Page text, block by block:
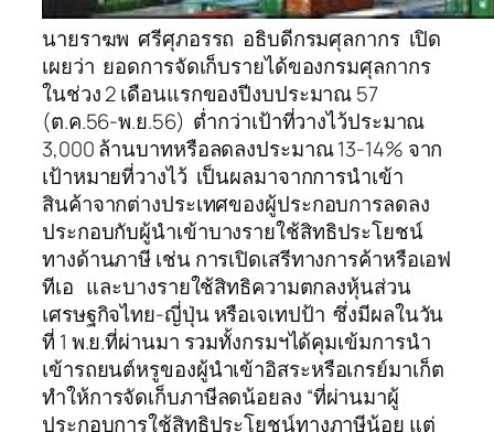
นายราฆพ ศรีศุภอรรถ อธิบดีกรมศุลกากร เปิด
เผยว่า ยอดการจัดเก็บรายได้ของกรมศุลกากร
ในช่วง 2 เดือนแรกของปีงบประมาณ 57
(ต.ค.56-พ.ย.56) ต่ำกว่าเป้าที่วางไว้ประมาณ
3,000 ล้านบาทหรือลดลงประมาณ 13-14% จาก
เป้าหมายที่วางไว้ เป็นผลมาจากการนำเข้า
สินค้าจากต่างประเทศของผู้ประกอบการลดลง
ประกอบกับผู้นำเข้าบางรายใช้สิทธิประโยชน์
ทางด้านภาษี เช่น การเปิดเสรีทางการค้าหรือเอฟ
ทีเอ และบางรายใช้สิทธิความตกลงหุ้นส่วน
เศรษฐกิจไทย-ญี่ปุ่น หรือเจเทปป้า ซึ่งมีผลในวัน
ที่ 1 พ.ย.ที่ผ่านมา รวมทั้งกรมฯได้คุมเข้มการนำ
เข้ารถยนต์หรูของผู้นำเข้าอิสระหรือเกรย์มาเก็ต
ทำให้การจัดเก็บภาษีลดน้อยลง “ที่ผ่านมาผู้
ประกอบการใช้สิทธิประโยชน์ทางภาษีน้อย แต่